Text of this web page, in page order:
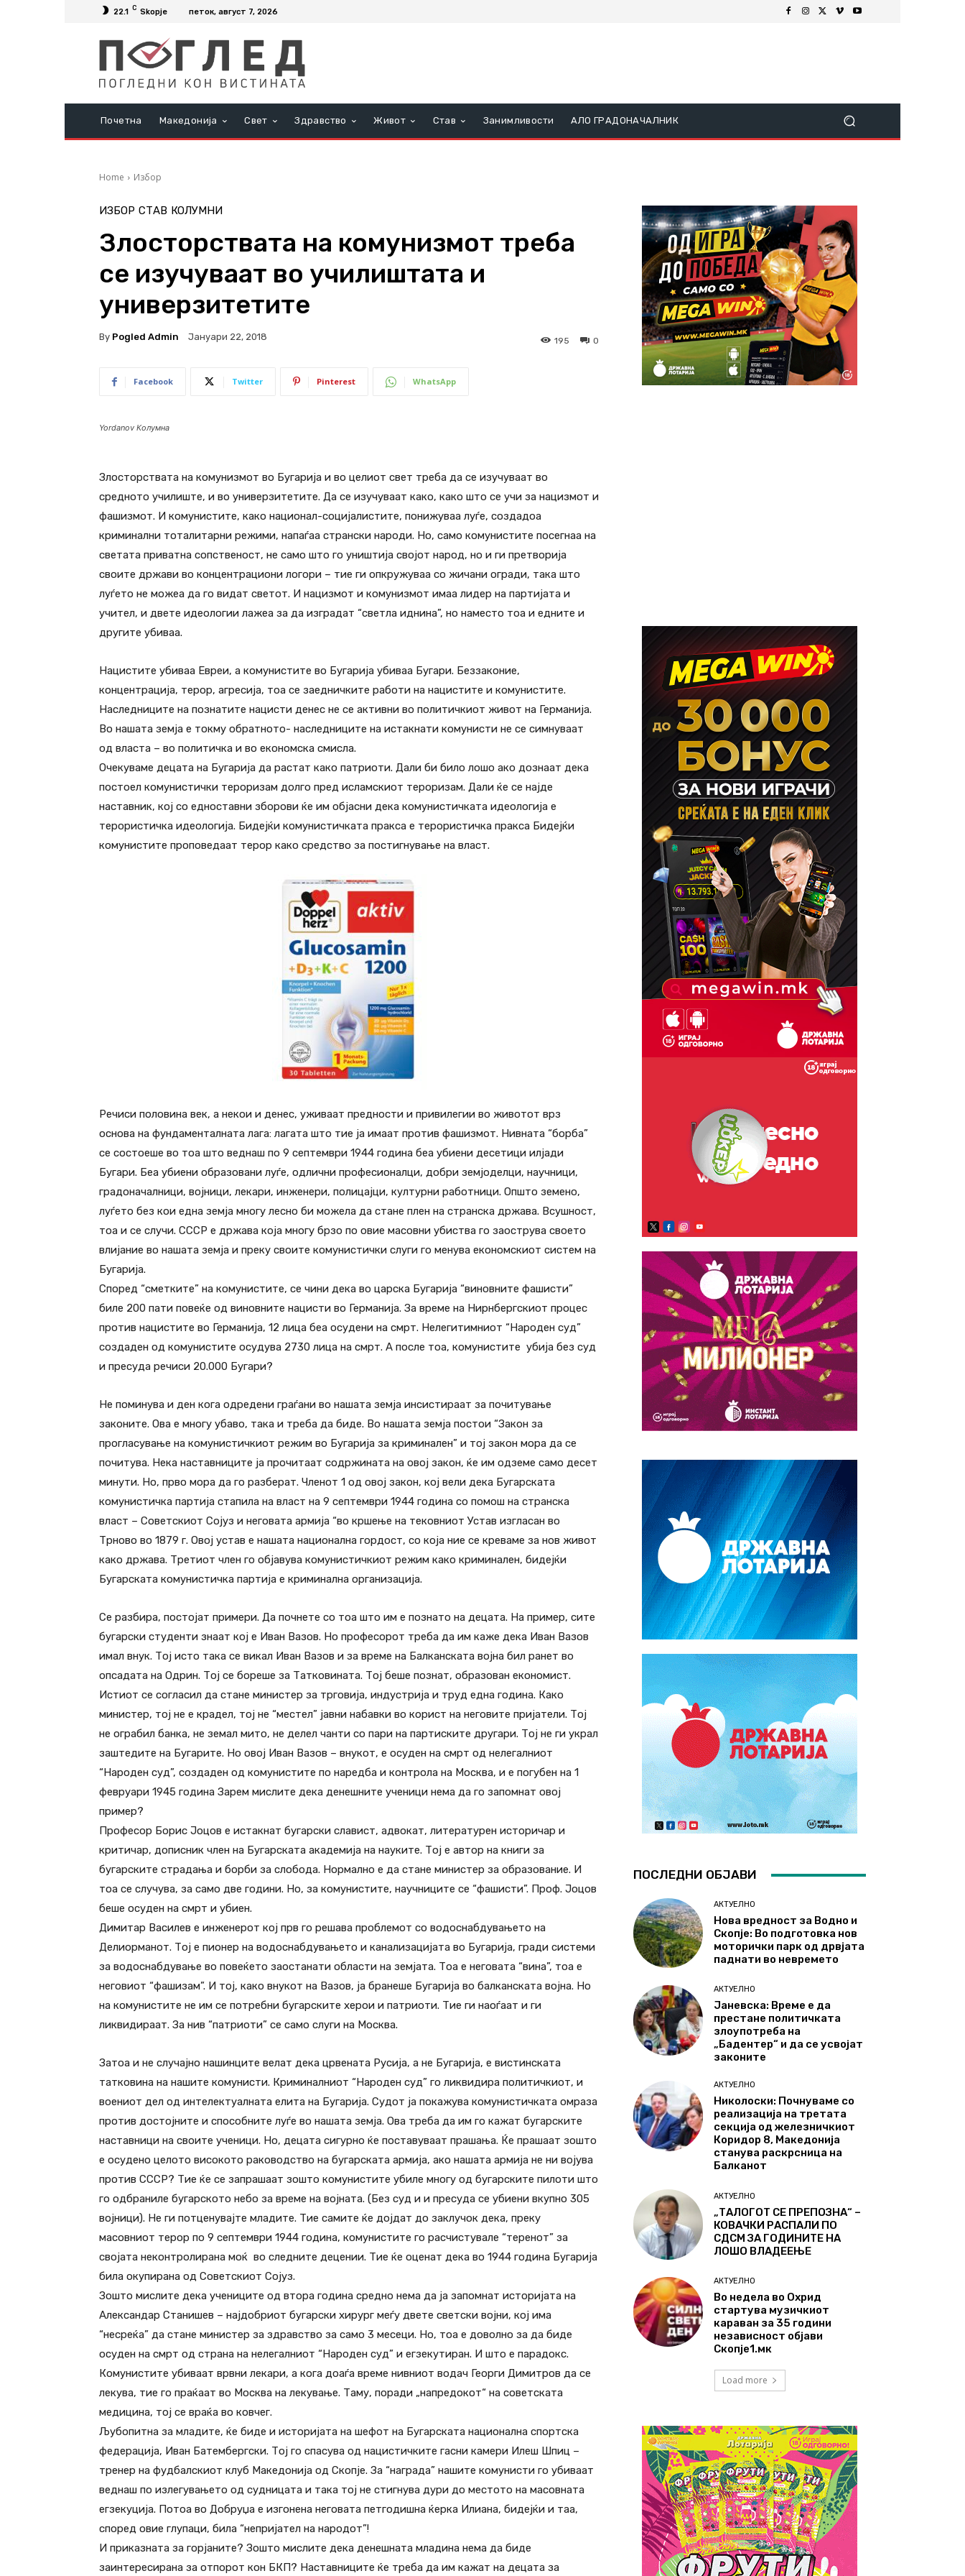
22.1 C Skopje петок, август 7, 2026
Почетна Македонија Свет Здравство Живот Став Занимливости АЛО ГРАДОНАЧАЛНИК
Home Избор
ИЗБОР СТАВ КОЛУМНИ
Злосторствата на комунизмот треба
се изучуваат во училиштата и
универзитетите
By Pogled Admin Јануари 22, 2018 0
195
Facebook Twitter Pinterest WhatsApp
Yordanov Колумна
Злосторствата на комунизмот во Бугарија и во целиот свет треба да се изучуваат во
средното училиште, и во универзитетите. Да се изучуваат како, како што се учи за нацизмот и
фашизмот. И комунистите, како национал-социјалистите, понижуваа луѓе, создадоа
криминални тоталитарни режими, напаѓаа странски народи. Но, само комунистите посегнаа на
светата приватна сопственост, не само што го уништија својот народ, но и ги претворија
своите држави во концентрациони логори – тие ги опкружуваа со жичани огради, така што
луѓето не можеа да го видат светот. И нацизмот и комунизмот имаа лидер на партијата и
учител, и двете идеологии лажеа за да изградат “светла иднина”, но наместо тоа и едните и
другите убиваа.
Нацистите убиваа Евреи, а комунистите во Бугарија убиваа Бугари. Беззаконие,
концентрација, терор, агресија, тоа се заедничките работи на нацистите и комунистите.
Наследниците на познатите нацисти денес не се активни во политичкиот живот на Германија.
Во нашата земја е токму обратното- наследниците на истакнати комунисти не се симнуваат
од власта – во политичка и во економска смисла.
Очекуваме децата на Бугарија да растат како патриоти. Дали би било лошо ако дознаат дека
постоел комунистички тероризам долго пред исламскиот тероризам. Дали ќе се најде
наставник, кој со едноставни зборови ќе им објасни дека комунистичката идеологија е
терористичка идеологија. Бидејќи комунистичката пракса е терористичка пракса Бидејќи
комунистите проповедаат терор како средство за постигнување на власт.
Речиси половина век, а некои и денес, уживаат предности и привилегии во животот врз
основа на фундаменталната лага: лагата што тие ја имаат против фашизмот. Нивната “борба”
се состоеше во тоа што веднаш по 9 септември 1944 година беа убиени десетици илјади
Бугари. Беа убиени образовани луѓе, одлични професионалци, добри земјоделци, научници,
градоначалници, војници, лекари, инженери, полицајци, културни работници. Општо земено,
луѓето без кои една земја многу лесно би можела да стане плен на странска држава. Всушност,
тоа и се случи. СССР е држава која многу брзо по овие масовни убиства го заострува своето
влијание во нашата земја и преку своите комунистички слуги го менува економскиот систем на
Бугарија.
Според “сметките” на комунистите, се чини дека во царска Бугарија “виновните фашисти”
биле 200 пати повеќе од виновните нацисти во Германија. За време на Нирнбергскиот процес
против нацистите во Германија, 12 лица беа осудени на смрт. Нелегитимниот “Народен суд”
создаден од комунистите осудува 2730 лица на смрт. А после тоа, комунистите убија без суд
и пресуда речиси 20.000 Бугари?
Не поминува и ден кога одредени граѓани во нашата земја инсистираат за почитување
законите. Ова е многу убаво, така и треба да биде. Во нашата земја постои “Закон за
прогласување на комунистичкиот режим во Бугарија за криминален” и тој закон мора да се
почитува. Нека наставниците ја прочитаат содржината на овој закон, ќе им одземе само десет
минути. Но, прво мора да го разберат. Членот 1 од овој закон, кој вели дека Бугарската
комунистичка партија стапила на власт на 9 септември 1944 година со помош на странска
власт – Советскиот Сојуз и неговата армија “во кршење на тековниот Устав изгласан во
Трново во 1879 г. Овој устав е нашата национална гордост, со која ние се креваме за нов живот
како држава. Третиот член го објавува комунистичкиот режим како криминален, бидејќи
Бугарската комунистичка партија е криминална организација.
Се разбира, постојат примери. Да почнете со тоа што им е познато на децата. На пример, сите
бугарски студенти знаат кој е Иван Вазов. Но професорот треба да им каже дека Иван Вазов
имал внук. Тој исто така се викал Иван Вазов и за време на Балканската војна бил ранет во
опсадата на Одрин. Тој се бореше за Татковината. Тој беше познат, образован економист.
Истиот се согласил да стане министер за трговија, индустрија и труд една година. Како
министер, тој не е крадел, тој не “местел” јавни набавки во корист на неговите пријатели. Тој
не ограбил банка, не земал мито, не делел чанти со пари на партиските другари. Тој не ги украл
заштедите на Бугарите. Но овој Иван Вазов – внукот, е осуден на смрт од нелегалниот
“Народен суд”, создаден од комунистите по наредба и контрола на Москва, и е погубен на 1
февруари 1945 година Зарем мислите дека денешните ученици нема да го запомнат овој
пример?
Професор Борис Јоцов е истакнат бугарски славист, адвокат, литературен историчар и
критичар, дописник член на Бугарската академија на науките. Тој е автор на книги за
бугарските страдања и борби за слобода. Нормално е да стане министер за образование. И
тоа се случува, за само две години. Но, за комунистите, научниците се “фашисти”. Проф. Јоцов
беше осуден на смрт и убиен.
Димитар Василев е инженерот кој прв го решава проблемот со водоснабдувањето на
Делиорманот. Тој е пионер на водоснабдувањето и канализацијата во Бугарија, гради системи
за водоснабдување во повеќето заостанати области на земјата. Тоа е неговата “вина”, тоа е
неговиот “фашизам”. И тој, како внукот на Вазов, ја бранеше Бугарија во балканската војна. Но
на комунистите не им се потребни бугарските херои и патриоти. Тие ги наоѓаат и ги
ликвидираат. За нив “патриоти” се само слуги на Москва.
Затоа и не случајно нашинците велат дека црвената Русија, а не Бугарија, е вистинската
татковина на нашите комунисти. Криминалниот “Народен суд” го ликвидира политичкиот, и
воениот дел од интелектуалната елита на Бугарија. Судот ја покажува комунистичката омраза
против достојните и способните луѓе во нашата земја. Ова треба да им го кажат бугарските
наставници на своите ученици. Но, децата сигурно ќе поставуваат прашања. Ќе прашаат зошто
е осудено целото високото раководство на бугарската армија, ако нашата армија не ни војува
против СССР? Тие ќе се запрашаат зошто комунистите убиле многу од бугарските пилоти што
го одбраниле бугарското небо за време на војната. (Без суд и и пресуда се убиени вкупно 305
војници). Не ги потценувајте младите. Тие самите ќе дојдат до заклучок дека, преку
масовниот терор по 9 септември 1944 година, комунистите го расчистувале “теренот” за
својата неконтролирана моќ во следните децении. Тие ќе оценат дека во 1944 година Бугарија
била окупирана од Советскиот Сојуз.
Зошто мислите дека учениците од втора година средно нема да ја запомнат историјата на
Александар Станишев – најдобриот бугарски хирург меѓу двете светски војни, кој има
“несреќа” да стане министер за здравство за само 3 месеци. Но, тоа е доволно за да биде
осуден на смрт од страна на нелегалниот “Народен суд” и егзекутиран. И што е парадокс.
Комунистите убиваат врвни лекари, а кога доаѓа време нивниот водач Георги Димитров да се
лекува, тие го праќаат во Москва на лекување. Таму, поради „напредокот“ на советската
медицина, тој се враќа во ковчег.
Љубопитна за младите, ќе биде и историјата на шефот на Бугарската национална спортска
федерација, Иван Батембергски. Тој го спасува од нацистичките гасни камери Илеш Шпиц –
тренер на фудбалскиот клуб Македонија од Скопје. За “награда” нашите комунисти го убиваат
веднаш по излегувањето од судницата и така тој не стигнува дури до местото на масовната
егзекуција. Потоа во Добруџа е изгонена неговата петгодишна ќерка Илиана, бидејќи и таа,
според овие глупаци, била “непријател на народот”!
И приказната за горјаните? Зошто мислите дека денешната младина нема да биде
заинтересирана за отпорот кон БКП? Наставниците ќе треба да им кажат на децата за
ПОСЛЕДНИ ОБЈАВИ
АКТУЕЛНО
Нова вредност за Водно и
Скопје: Во подготовка нов
моторички парк од дрвјата
паднати во невремето
АКТУЕЛНО
Јаневска: Време е да
престане политичката
злоупотреба на
„Бадентер“ и да се усвојат
законите
АКТУЕЛНО
Николоски: Почнуваме со
реализација на третата
секција од железничкиот
Коридор 8, Македонија
станува раскрсница на
Балканот
АКТУЕЛНО
„ТАЛОГОТ СЕ ПРЕПОЗНА“ –
КОВАЧКИ РАСПАЛИ ПО
СДСМ ЗА ГОДИНИТЕ НА
ЛОШО ВЛАДЕЕЊЕ
АКТУЕЛНО
Во недела во Охрид
стартува музичкиот
караван за 35 години
независност објави
Скопје1.мк
Load more